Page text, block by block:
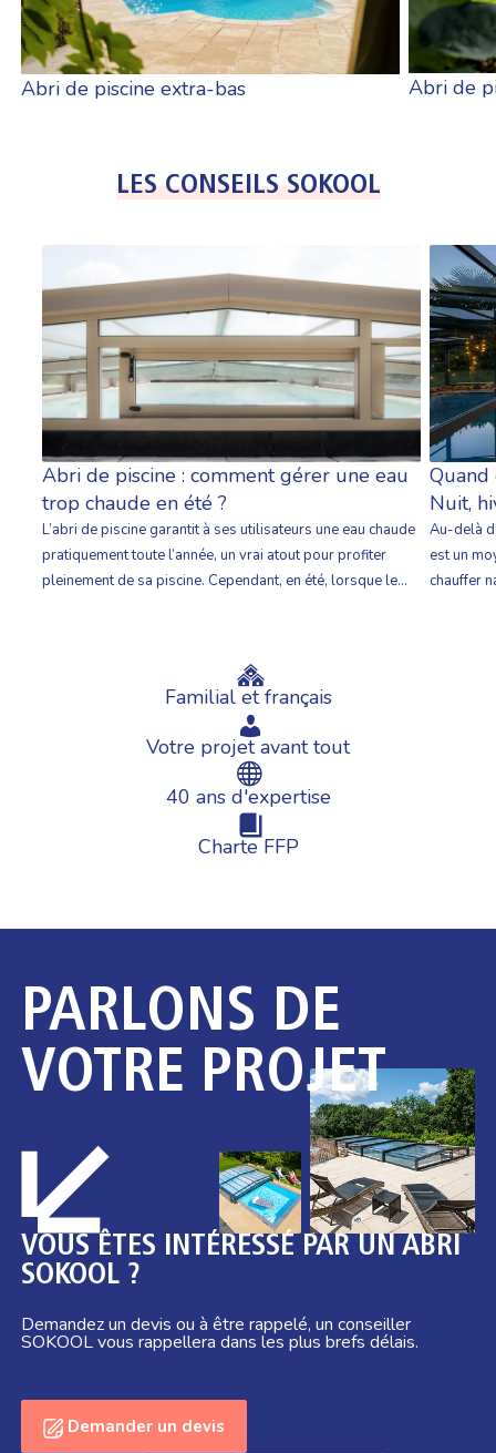
Abri de piscine extra-bas Abri de
LES CONSEILS SOKOOL
Abri de piscine : comment gérer une eau
trop chaude en été ?
L’abri de piscine garantit à ses utilisateurs une eau chaude
pratiquement toute l’année, un vrai atout pour profiter
pleinement de sa piscine. Cependant, en été, lorsque le
Quand
Nuit,
Au-delà
est un
chauffer
Familial et français
Votre projet avant tout
40 ans d'expertise
Charte FFP
PARLONS DE
VOTRE PROJET
VOUS ÊTES INTÉRESSÉ PAR UN ABRI
SOKOOL ?
Demandez un devis ou à être rappelé, un conseiller
SOKOOL vous rappellera dans les plus brefs délais.
Demander un devis